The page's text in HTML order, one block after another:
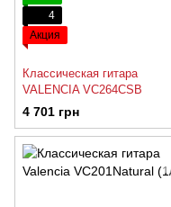
4
Акция
Классическая гитара
VALENCIA VC264CSB
4 701 грн